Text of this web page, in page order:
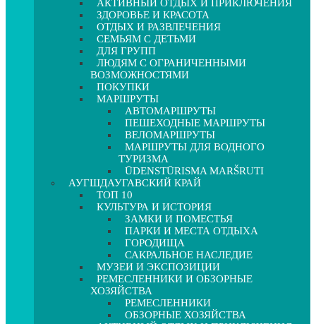
АКТИВНЫЙ ОТДЫХ И ПРИКЛЮЧЕНИЯ
ЗДОРОВЬЕ И КРАСОТА
ОТДЫХ И РАЗВЛЕЧЕНИЯ
СЕМЬЯМ С ДЕТЬМИ
ДЛЯ ГРУПП
ЛЮДЯМ С ОГРАНИЧЕННЫМИ
ВОЗМОЖНОСТЯМИ
ПОКУПКИ
МАРШРУТЫ
АВТОМАРШРУТЫ
ПЕШЕХОДНЫЕ МАРШРУТЫ
ВЕЛОМАРШРУТЫ
МАРШРУТЫ ДЛЯ ВОДНОГО
ТУРИЗМА
ŪDENSTŪRISMA MARŠRUTI
АУГШДАУГАВСКИЙ КРАЙ
ТОП 10
КУЛЬТУРА И ИСТОРИЯ
ЗАМКИ И ПОМЕСТЬЯ
ПАРКИ И МЕСТА ОТДЫХА
ГОРОДИЩА
САКРАЛЬНОЕ НАСЛЕДИЕ
МУЗЕИ И ЭКСПОЗИЦИИ
РЕМЕСЛЕННИКИ И ОБЗОРНЫЕ
ХОЗЯЙСТВА
РЕМЕСЛЕННИКИ
ОБЗОРНЫЕ ХОЗЯЙСТВА